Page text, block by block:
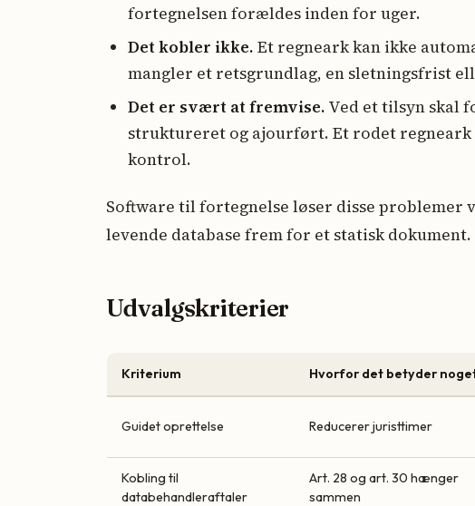
fortegnelsen forældes inden for uger.
Det kobler ikke. Et regneark kan ikke
mangler et retsgrundlag, en sletningsfrist
Det er svært at fremvise. Ved et tilsyn skal
struktureret og ajourført. Et rodet regneark
kontrol.
Software til fortegnelse løser disse problemer
levende database frem for et statisk dokument.
Udvalgskriterier
Kriterium Hvorfor det betyder
Guidet oprettelse Reducerer juristtimer
Kobling til
databehandleraftaler
Art. 28 og art. 30 hænger
sammen